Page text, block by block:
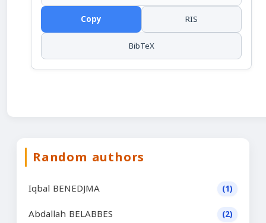
Copy
RIS
BibTeX
Random authors
Iqbal BENEDJMA (1)
Abdallah BELABBES (2)